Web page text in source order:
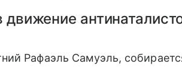
Рафаэль Самуэль,